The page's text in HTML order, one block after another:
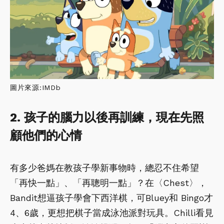
圖片來源:IMDb
2. 孩子的腦力以後再訓練，現在先照
顧他們的心情
有多少爸媽在教孩子學新事物時，總忍不住希望
「再快一點」、「再聰明一點」？在〈Chest〉，
Bandit想逼孩子學會下西洋棋，可Bluey和 Bingo才
4、6歲，更想把棋子當成泳池派對玩具。Chilli看見